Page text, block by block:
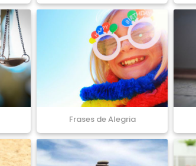
Frases de Alegria